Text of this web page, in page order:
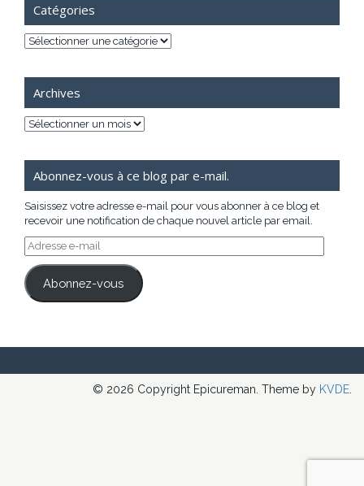
Catégories
Catégories
Archives
Archives
Abonnez-vous à ce blog par e-mail.
Saisissez votre adresse e-mail pour vous abonner à ce blog et
recevoir une notification de chaque nouvel article par email.
Adresse
e-
mail
Abonnez-vous
© 2026 Copyright Epicureman. Theme by KVDE.